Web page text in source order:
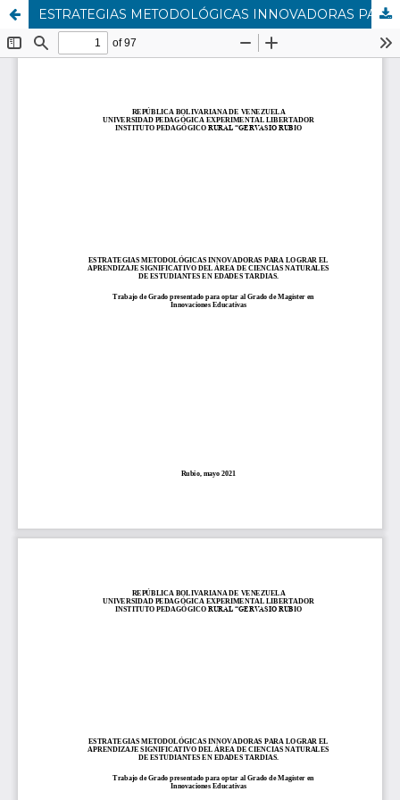
ESTRATEGIAS METODOLÓGICAS INNOVADORAS PARA LOGRAR EL APRENDIZAJE SIGNIFICATIVO EN EL ÁREA DE CIENCIAS NATURALES EN ESTUDIANTES EN EDADES TARDIAS.